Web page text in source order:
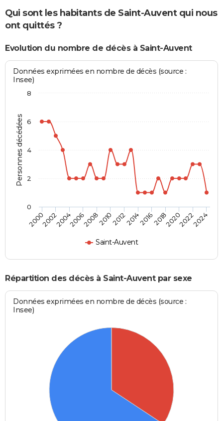
Qui sont les habitants de Saint-Auvent qui nous
ont quittés ?
Evolution du nombre de décès à Saint-Auvent
Personnes décédées
Données exprimées en nombre de décès (source :
Insee)
Saint-Auvent
2000200220042006200820102012201420162018202020222024
0
2
4
6
8
Répartition des décès à Saint-Auvent par sexe
Données exprimées en nombre de décès (source :
Insee)